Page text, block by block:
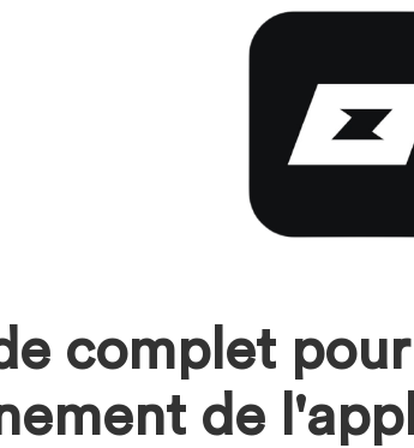
complet
de